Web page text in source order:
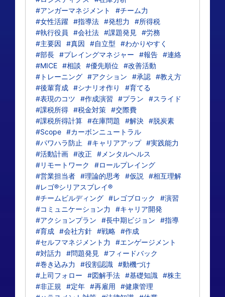
#アンガーマネジメント
#チーム力
#女性活躍 #指導法 #発想力
#所得税
#執行役員
#会社法 #課題発見
#労務
#主要因
#真因 #自立型
#わかりやすく
#部長 #プレイングマネジャー #報告 #連絡
#MICE #相談 #優先順位
#改善活動
#トレーニング #アクション #承認 #教え方
#後輩育成 #シナリオ作り
#育てる
#表現のコツ
#作成演習 #プラン
#スライド
#課税所得 #税金対策 #交際費
#課税所得計算 #在庫問題 #解決 #脱炭素
#Scope #カーボンニュートラル
#パワハラ防止
#キャリアアップ #実践能力
#活動計画 #改正
#メンタルヘルス
#リモートワーク
#ロールプレイング
#営業担当者 #理論的思考 #仮説
#相互理解
#レゴ®シリアスプレイ®
#チームビルディング #レゴブロック
#演習
#コミュニケーション力
#キャリア開発
#アクションプラン
#長中期ビジョン
#指導
#育成 #会社方針 #戦略 #作成
#セルフマネジメント力
#エンゲージメント
#対話力
#問題発見
#フィードバック
#巻き込み力
#役割認識 #動機づけ
#上司フォロー
#図解手法 #基礎知識 #株主
#非正規
#定年 #再雇用
#健康管理